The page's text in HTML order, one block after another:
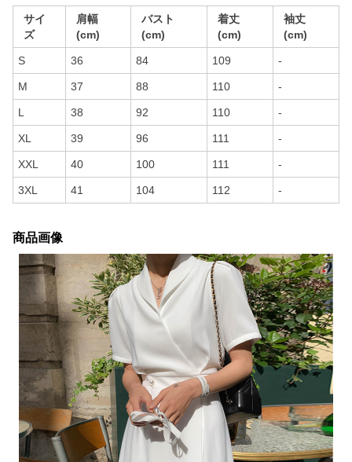
サイ
ズ
肩幅
(cm)
バスト
(cm)
着丈
(cm)
袖丈
(cm)
S 36 84 109 -
M 37 88 110 -
L 38 92 110 -
XL 39 96 111 -
XXL 40 100 111 -
3XL 41 104 112 -
商品画像